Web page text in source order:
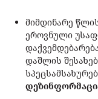
მიმდინარე
ეროვნული
დაშლის